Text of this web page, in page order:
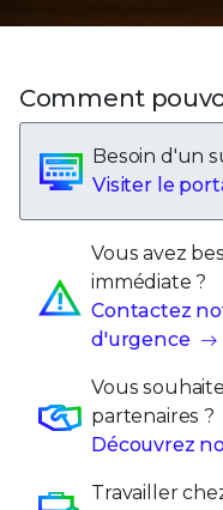
Besoin d'un
Visiter le
Vous avez
immédiate ?
Contactez
d'urgence
partenaires ?
Découvrez
Parcourez